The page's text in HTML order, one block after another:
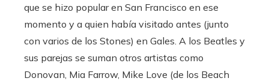
que se hizo popular en San Francisco en ese
momento y a quien había visitado antes (junto
con varios de los Stones) en Gales. A los Beatles y
sus parejas se suman otros artistas como
Donovan, Mia Farrow, Mike Love (de los Beach